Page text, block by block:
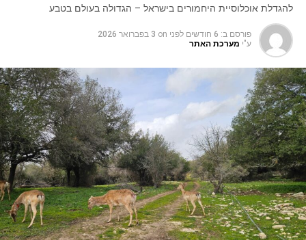
להגדלת אוכלוסיית היחמורים בישראל – הגדולה בעולם בטבע
פורסם ב: 6 חודשים לפני on 3 בפברואר 2026
ע"י מערכת האתר